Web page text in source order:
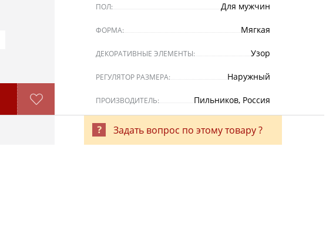
ПОЛ: Для мужчин
ФОРМА: Мягкая
ДЕКОРАТИВНЫЕ ЭЛЕМЕНТЫ: Узор
РЕГУЛЯТОР РАЗМЕРА: Наружный
ПРОИЗВОДИТЕЛЬ: Пильников, Россия
Задать вопрос по этому товару ?